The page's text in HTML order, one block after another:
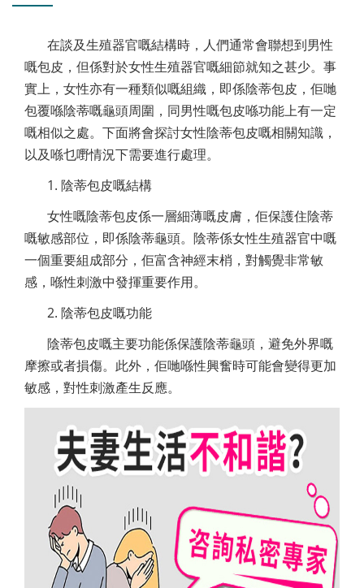
在談及生殖器官嘅結構時，人們通常會聯想到男性
嘅包皮，但係對於女性生殖器官嘅細節就知之甚少。事
實上，女性亦有一種類似嘅組織，即係陰蒂包皮，佢哋
包覆喺陰蒂嘅龜頭周圍，同男性嘅包皮喺功能上有一定
嘅相似之處。下面將會探討女性陰蒂包皮嘅相關知識，
以及喺乜嘢情況下需要進行處理。
1. 陰蒂包皮嘅結構
女性嘅陰蒂包皮係一層細薄嘅皮膚，佢保護住陰蒂
嘅敏感部位，即係陰蒂龜頭。陰蒂係女性生殖器官中嘅
一個重要組成部分，佢富含神經末梢，對觸覺非常敏
感，喺性刺激中發揮重要作用。
2. 陰蒂包皮嘅功能
陰蒂包皮嘅主要功能係保護陰蒂龜頭，避免外界嘅
摩擦或者損傷。此外，佢哋喺性興奮時可能會變得更加
敏感，對性刺激產生反應。